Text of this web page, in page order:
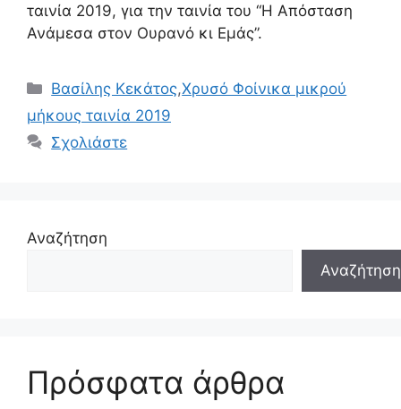
ταινία 2019, για την ταινία του “Η Απόσταση
Ανάμεσα στον Ουρανό κι Εμάς”.
Κατηγορίες
Βασίλης Κεκάτος,Χρυσό Φοίνικα μικρού
μήκους ταινία 2019
Σχολιάστε
Αναζήτηση
Αναζήτηση
Πρόσφατα άρθρα